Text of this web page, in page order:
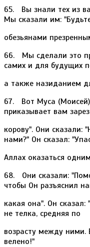
65. Вы знали тех из
Мы сказали им:
обезьянами
66. Мы сделали это
самих и для будущих
а также назиданием
67. Вот Муса (Моисей)
приказывает вам
корову". Они сказали:
нами?" Он сказал:
Аллах оказаться
68. Они сказали:
чтобы Он разъяснил
какая она". Он сказал:
не телка, средняя по
возрасту между
велено!"